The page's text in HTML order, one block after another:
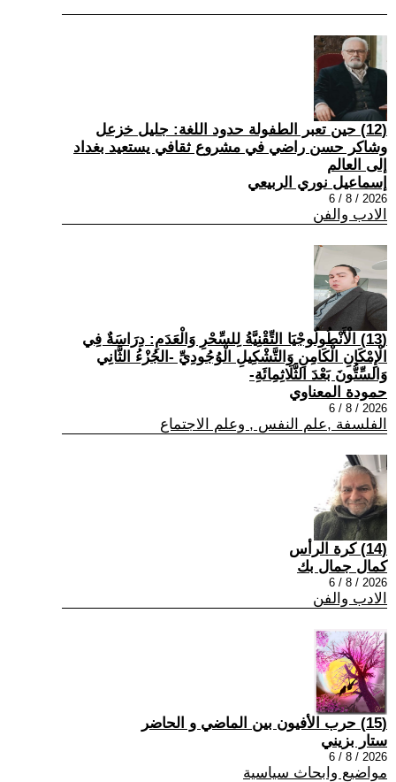
(12) حين تعبر الطفولة حدود اللغة: جليل خزعل
وشاكر حسن راضي في مشروع ثقافي يستعيد بغداد
إلى العالم
إسماعيل نوري الربيعي
2026 / 8 / 6
الادب والفن
(13) الْأَنْطُولُوجْيَا التِّقْنِيَّةُ لِلسِّحْرِ وَالْعَدَمِ: دِرَاسَةٌ فِي
الْإِمْكَانِ الْكَامِنِ وَالتَّشْكِيلِ الْوُجُودِيِّ -الجُزْءُ الثَّانِي
وَالسِّتُّونَ بَعْدَ الثَّلَاثِمِائَةِ-
حمودة المعناوي
2026 / 8 / 6
الفلسفة ,علم النفس , وعلم الاجتماع
(14) كرة الرأس
كمال جمال بك
2026 / 8 / 6
الادب والفن
(15) حرب الأفيون بين الماضي و الحاضر
ستار بزيني
2026 / 8 / 6
مواضيع وابحاث سياسية